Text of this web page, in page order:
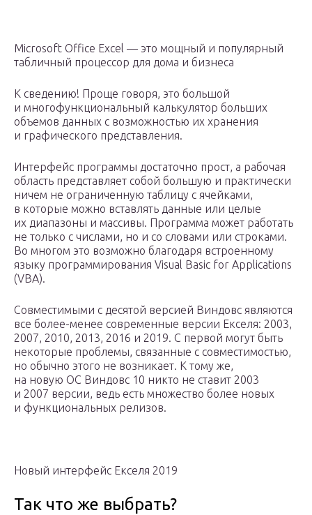
Microsoft Office Excel — это мощный и популярный
табличный процессор для дома и бизнеса
К сведению! Проще говоря, это большой
и многофункциональный калькулятор больших
объемов данных с возможностью их хранения
и графического представления.
Интерфейс программы достаточно прост, а рабочая
область представляет собой большую и практически
ничем не ограниченную таблицу с ячейками,
в которые можно вставлять данные или целые
их диапазоны и массивы. Программа может работать
не только с числами, но и со словами или строками.
Во многом это возможно благодаря встроенному
языку программирования Visual Basic for Applications
(VBA).
Совместимыми с десятой версией Виндовс являются
все более-менее современные версии Екселя: 2003,
2007, 2010, 2013, 2016 и 2019. С первой могут быть
некоторые проблемы, связанные с совместимостью,
но обычно этого не возникает. К тому же,
на новую ОС Виндовс 10 никто не ставит 2003
и 2007 версии, ведь есть множество более новых
и функциональных релизов.
Новый интерфейс Екселя 2019
Так что же выбрать?